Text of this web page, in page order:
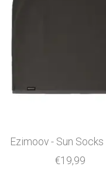
Ezimoov - Sun Socks
€19,99